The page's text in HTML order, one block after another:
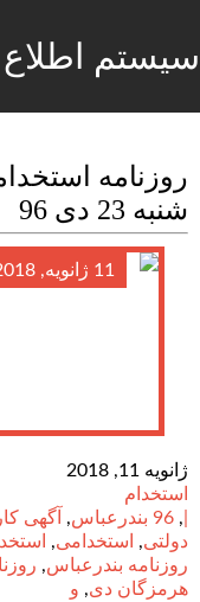
سیستم
روزنامه
شنبه 23 دی 96
11 ژانویه, 2018
ژانویه 11, 2018
استخدام
, 96 بندرعباس , آگهی کار
دولتی, استخدامی,
روزنامه بندرعباس,
هرمزگان دی, و